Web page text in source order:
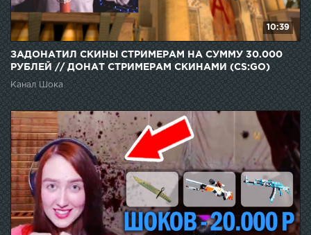
10:39
ЗАДОНАТИЛ СКИНЫ СТРИМЕРАМ НА СУММУ 30.000
РУБЛЕЙ // ДОНАТ СТРИМЕРАМ СКИНАМИ (CS:GO)
Канал Шока